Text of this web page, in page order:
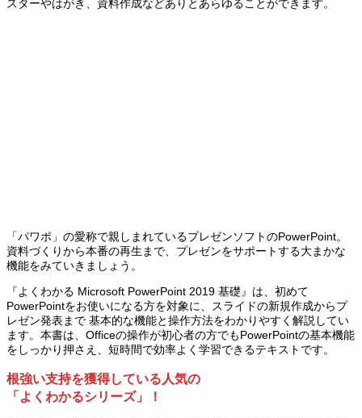
スターやはがき、資料作成などありとあらゆることができます。
「パワポ」の愛称で親しまれているプレゼンソフトのPowerPoint。
資料づくりから本番の再生まで、プレゼンをサポートする大まかな
機能をみていきましょう。
『よくわかる Microsoft PowerPoint 2019 基礎』は、初めて
PowerPointをお使いになる方を対象に、スライドの新規作成からプ
レゼン発表まで 基本的な機能と操作方法をわかりやすく解説してい
ます。本書は、Officeの操作が初心者の方でもPowerPointの基本機能
をしっかり押さえ、短時間で効率よく学習できるテキストです。
根強い支持を獲得している人気の
「よくわかるシリーズ」！